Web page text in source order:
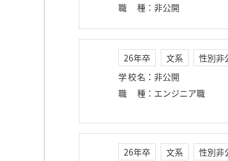
職種 ： 非公開
26年卒 文系
性別非
学校名 ： 非公開
職種 ： エンジニア職
26年卒 文系
性別非